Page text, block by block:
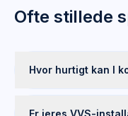
Ofte stillede
Hvor hurtigt kan I
Er jeres VVS-